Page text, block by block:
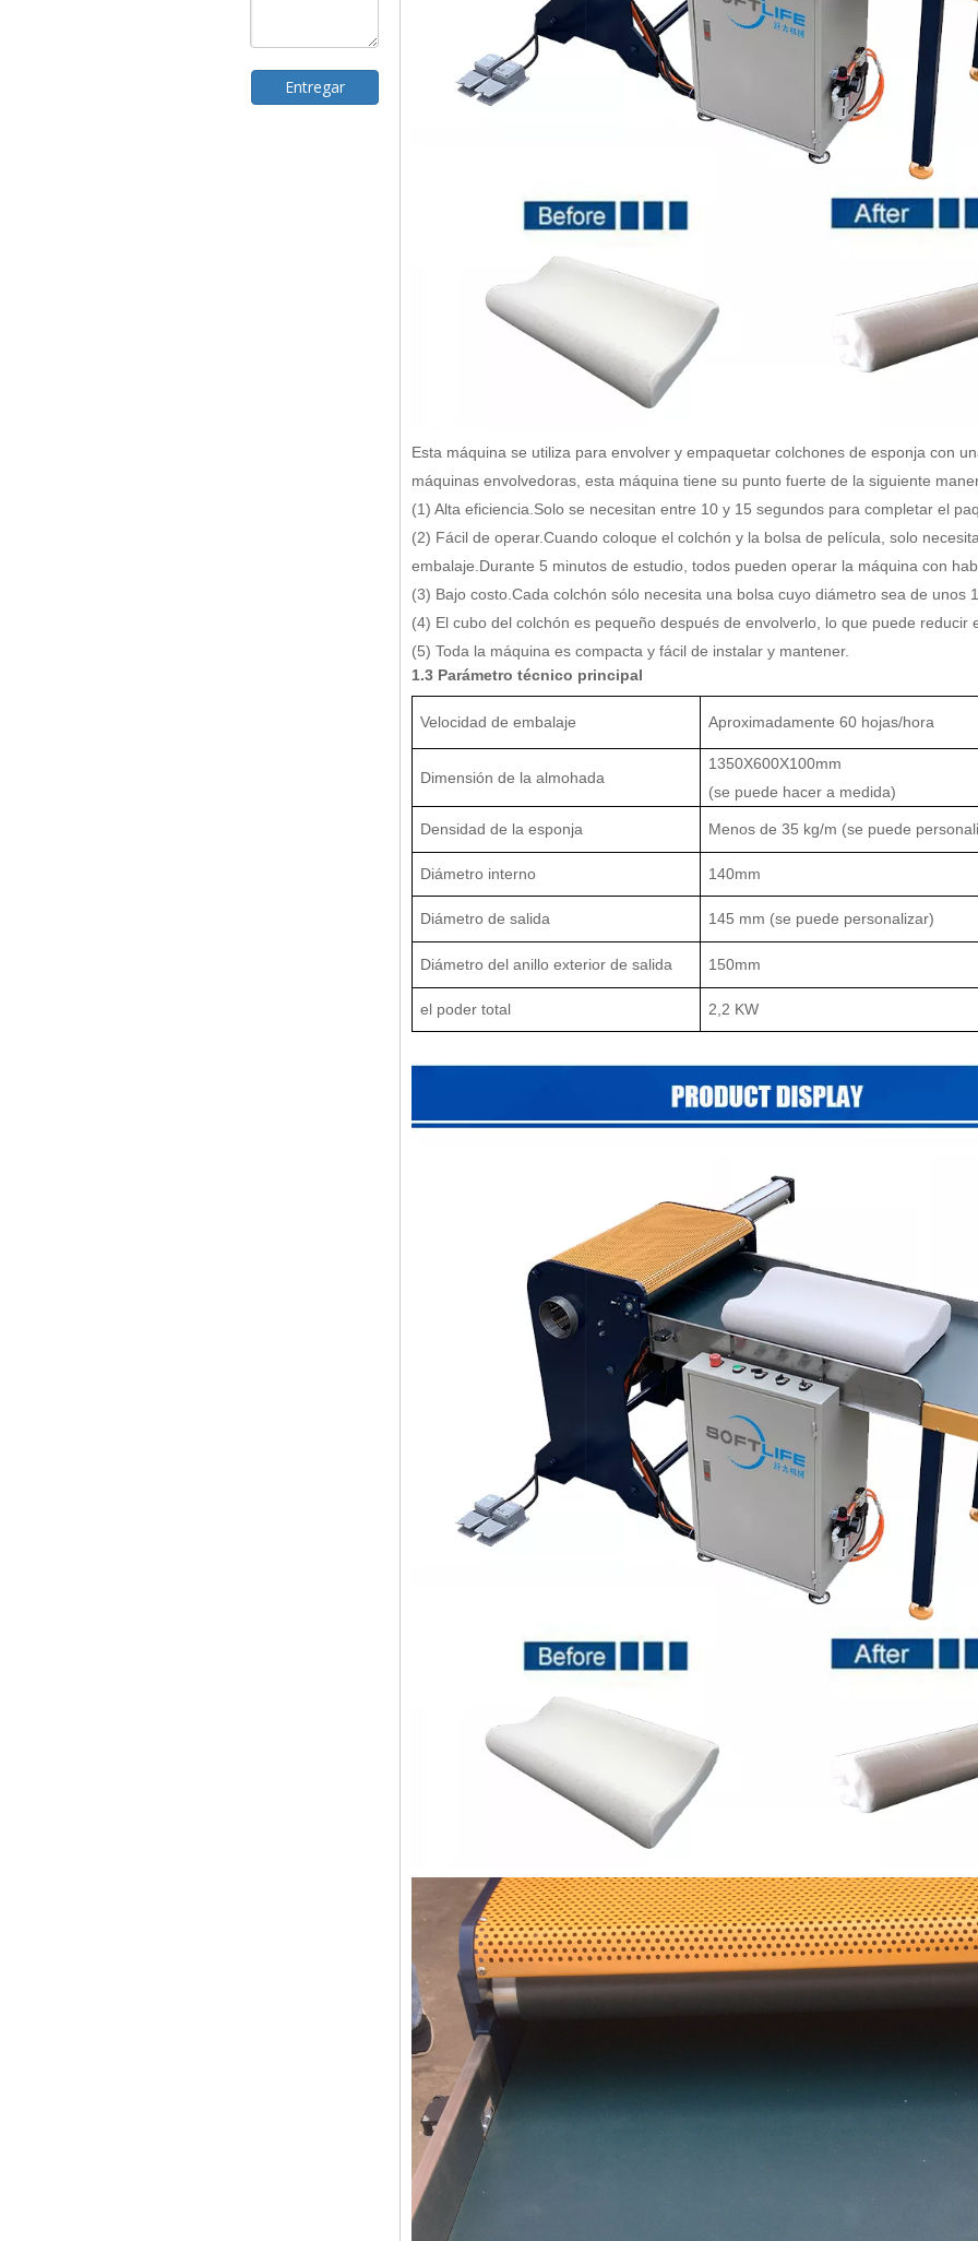
Entregar
Esta máquina se utiliza para envolver y empaquetar colchones de esponja con
máquinas envolvedoras, esta máquina tiene su punto fuerte de la siguiente
(1) Alta eficiencia.Solo se necesitan entre 10 y 15 segundos para completar el
(2) Fácil de operar.Cuando coloque el colchón y la bolsa de película, solo
embalaje.Durante 5 minutos de estudio, todos pueden operar la máquina con
(3) Bajo costo.Cada colchón sólo necesita una bolsa cuyo diámetro sea de unos
(4) El cubo del colchón es pequeño después de envolverlo, lo que puede reducir
(5) Toda la máquina es compacta y fácil de instalar y mantener.
1.3 Parámetro técnico principal
Velocidad de embalaje Aproximadamente 60 hojas/hora
Dimensión de la almohada
1350X600X100mm
(se puede hacer a medida)
Densidad de la esponja Menos de 35 kg/m (se puede
Diámetro interno 140mm
Diámetro de salida 145 mm (se puede personalizar)
Diámetro del anillo exterior de salida 150mm
el poder total 2,2 KW